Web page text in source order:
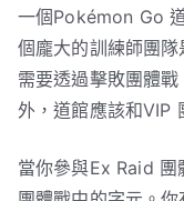
一個Pokémon Go
個龐大的訓練師團
需要透過擊敗團體
外，道館應該和VIP
當你參與Ex Raid 團